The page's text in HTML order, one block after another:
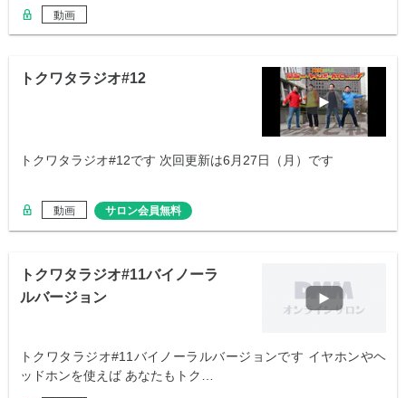
動画
トクワタラジオ#12
トクワタラジオ#12です 次回更新は6月27日（月）です
動画 サロン会員無料
トクワタラジオ#11バイノーラ
ルバージョン
トクワタラジオ#11バイノーラルバージョンです イヤホンやヘ
ッドホンを使えば あなたもトク…